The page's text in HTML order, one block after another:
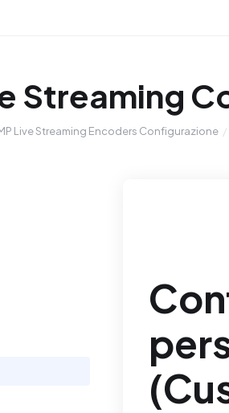
Streaming
Live Streaming Encoders Configurazione